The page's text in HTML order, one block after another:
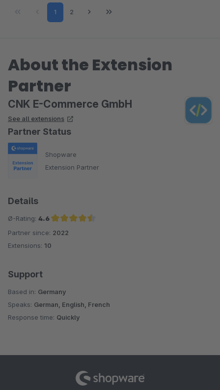
Page
1 Page
2
About the Extension
Partner
CNK E-Commerce GmbH
See all extensions
Partner Status
Shopware
Extension Partner
Details
Ø-Rating: 4.6
Average rating of 4.6 out of 5 stars
Partner since: 2022
Extensions: 10
Support
Based in: Germany
Speaks: German, English, French
Response time: Quickly